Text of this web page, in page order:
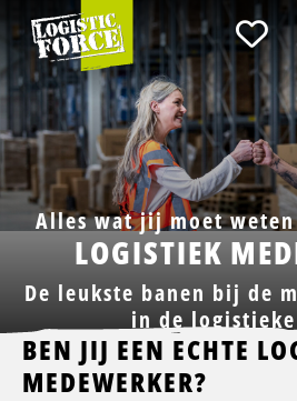
Logistic
Force
Alles wat jij moet
LOGISTIEK
De leukste banen bij de
in de
BEN JIJ EEN ECHTE
MEDEWERKER?